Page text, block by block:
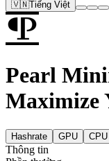
🇻🇳Tiếng Việt
Pearl
Maximize
Hashrate GPU CPU
Thông tin